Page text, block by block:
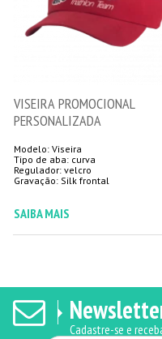
VISEIRA PROMOCIONAL
PERSONALIZADA
Modelo: Viseira
Tipo de aba: curva
Regulador: velcro
Gravação: Silk frontal
SAIBA MAIS
Cadastre-se e